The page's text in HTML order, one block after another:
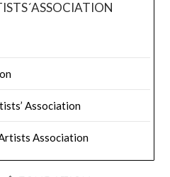
Association
Association